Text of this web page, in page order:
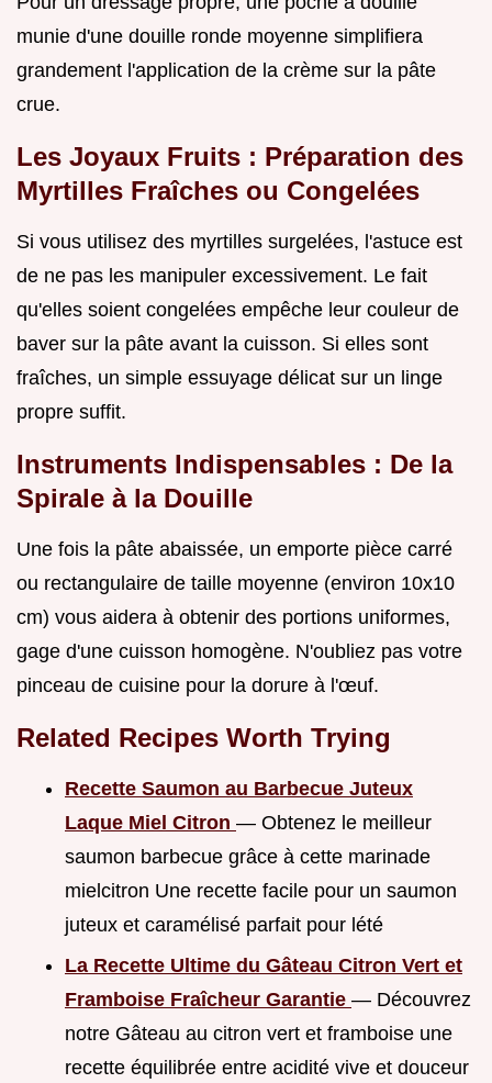
munie d'une douille ronde moyenne simplifiera
grandement l'application de la crème sur la pâte
crue.
Les Joyaux Fruits : Préparation des
Myrtilles Fraîches ou Congelées
Si vous utilisez des myrtilles surgelées, l'astuce est
de ne pas les manipuler excessivement. Le fait
qu'elles soient congelées empêche leur couleur de
baver sur la pâte avant la cuisson. Si elles sont
fraîches, un simple essuyage délicat sur un linge
propre suffit.
Instruments Indispensables : De la
Spirale à la Douille
Une fois la pâte abaissée, un emporte pièce carré
ou rectangulaire de taille moyenne (environ 10x10
cm) vous aidera à obtenir des portions uniformes,
gage d'une cuisson homogène. N'oubliez pas votre
pinceau de cuisine pour la dorure à l'œuf.
Related Recipes Worth Trying
Recette Saumon au Barbecue Juteux
Laque Miel Citron — Obtenez le meilleur
saumon barbecue grâce à cette marinade
mielcitron Une recette facile pour un saumon
juteux et caramélisé parfait pour lété
La Recette Ultime du Gâteau Citron Vert et
Framboise Fraîcheur Garantie — Découvrez
notre Gâteau au citron vert et framboise une
recette équilibrée entre acidité vive et douceur